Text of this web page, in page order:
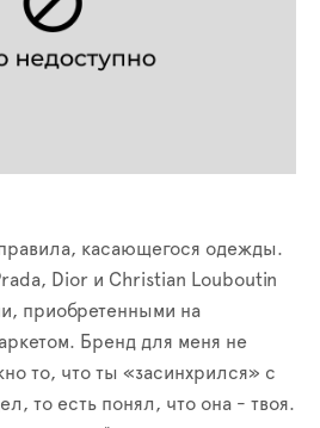
касающегося одежды.
Dior и Christian Louboutin
приобретенными на
Бренд для меня не
то, что ты «засинхрился» с
то есть понял, что она - твоя.